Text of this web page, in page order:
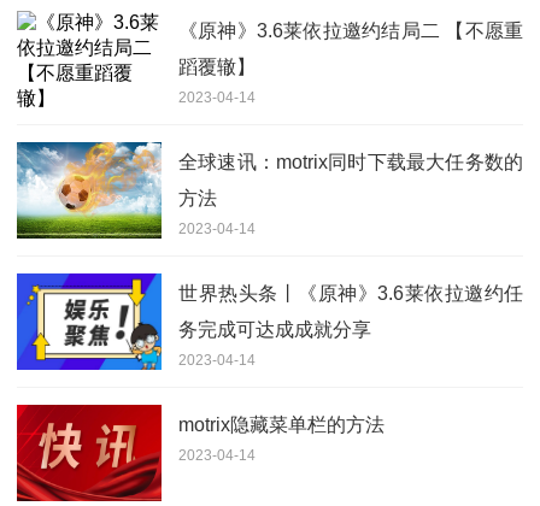
《原神》3.6莱依拉邀约结局二 【不愿重
蹈覆辙】​
2023-04-14
全球速讯：motrix同时下载最大任务数的
方法
2023-04-14
世界热头条丨《原神》3.6莱依拉邀约任
务完成可达成成就分享
2023-04-14
motrix隐藏菜单栏的方法
2023-04-14